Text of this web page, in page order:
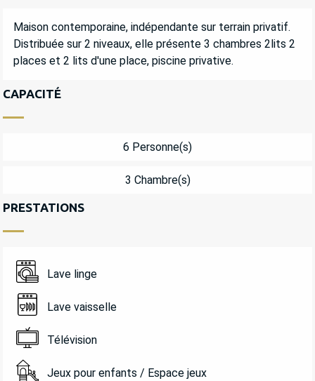
DESCRIPTION
Maison contemporaine, indépendante sur terrain privatif.
Distribuée sur 2 niveaux, elle présente 3 chambres 2lits 2
places et 2 lits d'une place, piscine privative.
CAPACITÉ
6 Personne(s)
3 Chambre(s)
PRESTATIONS
Lave linge
Lave vaisselle
Télévision
Jeux pour enfants / Espace jeux